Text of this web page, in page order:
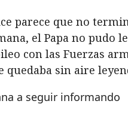
parece que no
el Papa no
con las Fuerzas
sin aire
a seguir informando